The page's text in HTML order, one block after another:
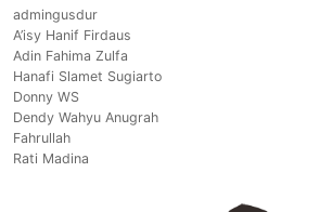
admingusdur
A’isy Hanif Firdaus
Adin Fahima Zulfa
Hanafi Slamet Sugiarto
Donny WS
Dendy Wahyu Anugrah
Fahrullah
Rati Madina